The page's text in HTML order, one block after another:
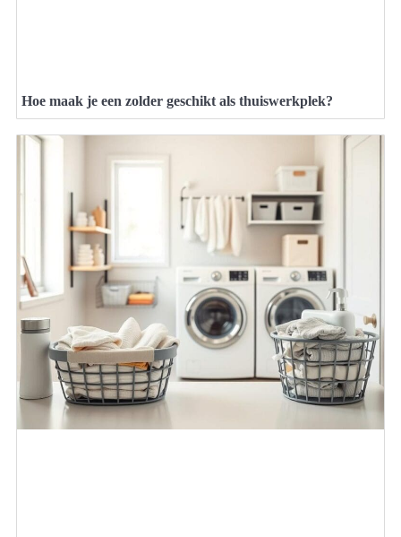
Hoe maak je een zolder geschikt als thuiswerkplek?